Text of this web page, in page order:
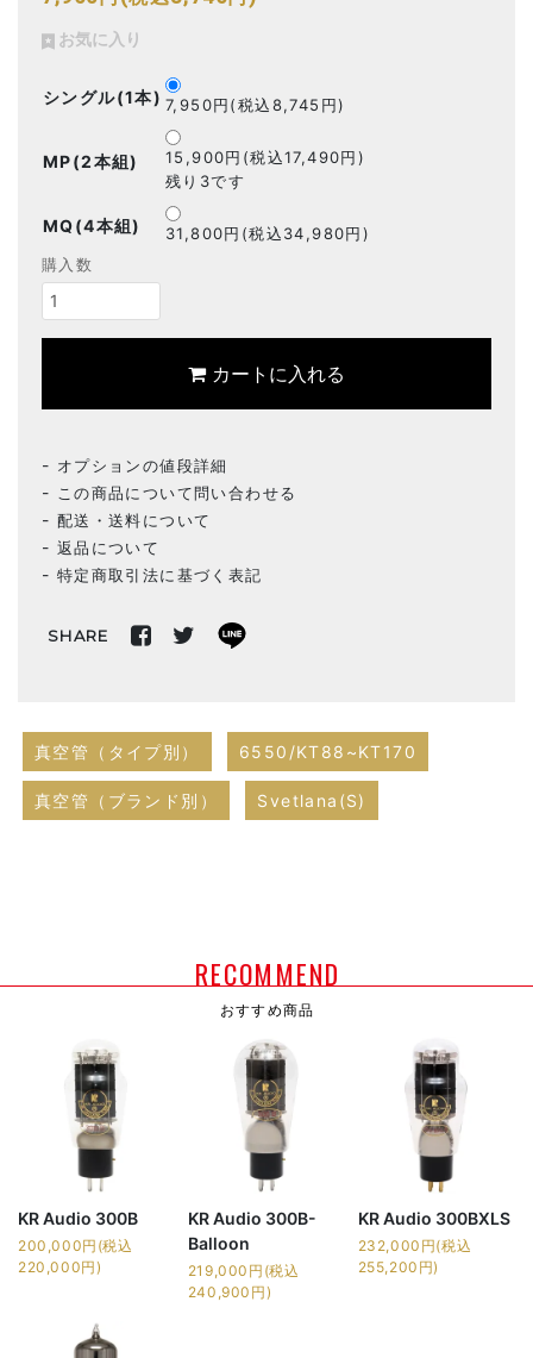
お気に入り
シングル(1本) 7,950円(税込8,745円)
MP(2本組)
15,900円(税込17,490円)
残り3です
MQ(4本組)
31,800円(税込34,980円)
購入数
カートに入れる
オプションの値段詳細
この商品について問い合わせる
配送・送料について
返品について
特定商取引法に基づく表記
SHARE
真空管（タイプ別） 6550/KT88~KT170
真空管（ブランド別） Svetlana(S)
RECOMMEND
おすすめ商品
KR Audio 300B
200,000円(税込
220,000円)
KR Audio 300B-
Balloon
219,000円(税込
240,900円)
KR Audio 300BXLS
232,000円(税込
255,200円)